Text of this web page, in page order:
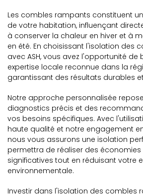
Les combles rampants constituent
de votre habitation, influençant
à conserver la chaleur en hiver et à
en été. En choisissant l'isolation des
avec ASH, vous avez l'opportunité de
expertise locale reconnue dans la
garantissant des résultats durables
Notre approche personnalisée
diagnostics précis et des
vos besoins spécifiques. Avec
haute qualité et notre engagement
nous vous assurons une isolation
permettra de réaliser des économies
significatives tout en réduisant votre
environnementale.
Investir dans l'isolation des combles